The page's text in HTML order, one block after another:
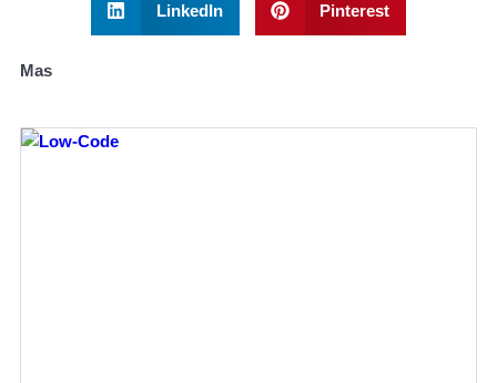
LinkedIn Pinterest
Mas